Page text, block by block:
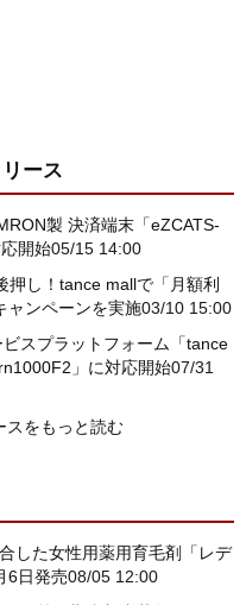
ース
製 決済端末「eZCATS-
開始05/15 14:00
押し！tance mallで「月額利
ャンペーンを実施03/10 15:00
スプラットフォーム「tance
」に対応開始07/31
スをもっと読む
した女性用薬用育毛剤「レデ
6日発売08/05 12:00